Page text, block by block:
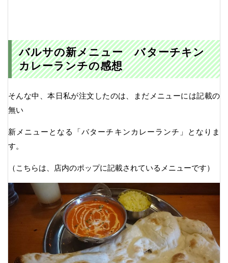
バルサの新メニュー バターチキン
カレーランチの感想
そんな中、本日私が注文したのは、まだメニューには記載の
無い
新メニューとなる「バターチキンカレーランチ」となりま
す。
（こちらは、店内のポップに記載されているメニューです）